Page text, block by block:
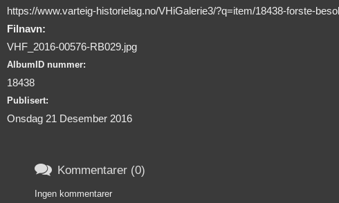
https://www.varteig-historielag.no/VHiGalerie3/?q=item/18438-forste-
Filnavn:
VHF_2016-00576-RB029.jpg
AlbumID nummer:
18438
Publisert:
Onsdag 21 Desember 2016
 Kommentarer (0)
Ingen kommentarer